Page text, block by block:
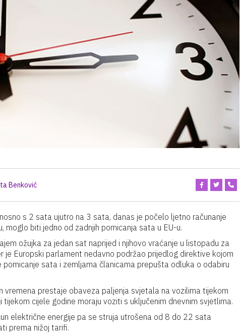
Benković
s 2 sata ujutro na 3 sata, danas je počelo ljetno računanje
moglo biti jedno od zadnjih pomicanja sata u EU-u.
ožujka za jedan sat naprijed i njihovo vraćanje u listopadu za
Europski parlament nedavno podržao prijedlog direktive kojom
sata i zemljama članicama prepušta odluka o odabiru
vremena prestaje obaveza paljenja svjetala na vozilima tijekom
cijele godine moraju voziti s uključenim dnevnim svjetlima.
električne energije pa se struja utrošena od 8 do 22 sata
prema nižoj tarifi.